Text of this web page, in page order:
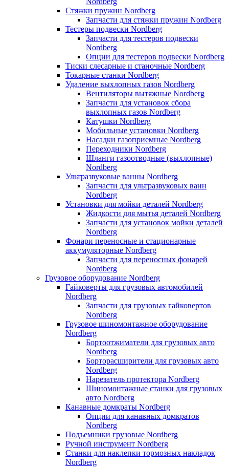
Стяжки пружин Nordberg
Запчасти для стяжки пружин Nordberg
Тестеры подвески Nordberg
Запчасти для тестеров подвески
Nordberg
Опции для тестеров подвески Nordberg
Тиски слесарные и станочные Nordberg
Токарные станки Nordberg
Удаление выхлопных газов Nordberg
Вентиляторы вытяжные Nordberg
Запчасти для установок сбора
выхлопных газов Nordberg
Катушки Nordberg
Мобильные установки Nordberg
Насадки газоприемные Nordberg
Переходники Nordberg
Шланги газоотводные (выхлопные)
Nordberg
Ультразвуковые ванны Nordberg
Запчасти для ультразвуковых ванн
Nordberg
Установки для мойки деталей Nordberg
Жидкости для мытья деталей Nordberg
Запчасти для установок мойки деталей
Nordberg
Фонари переносные и стационарные
аккумуляторные Nordberg
Запчасти для переносных фонарей
Nordberg
Грузовое оборудование Nordberg
Гайковерты для грузовых автомобилей
Nordberg
Запчасти для грузовых гайковертов
Nordberg
Грузовое шиномонтажное оборудование
Nordberg
Бортоотжиматели для грузовых авто
Nordberg
Борторасширители для грузовых авто
Nordberg
Нарезатель протектора Nordberg
Шиномонтажные станки для грузовых
авто Nordberg
Канавные домкраты Nordberg
Опции для канавных домкратов
Nordberg
Подъемники грузовые Nordberg
Ручной инструмент Nordberg
Станки для наклепки тормозных накладок
Nordberg